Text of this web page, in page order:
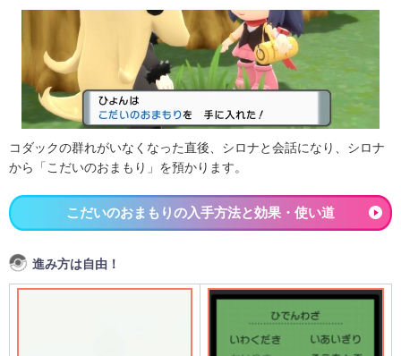
コダックの群れがいなくなった直後、シロナと会話になり、シロナ
から「こだいのおまもり」を預かります。
こだいのおまもりの入手方法と効果・使い道
進み方は自由！